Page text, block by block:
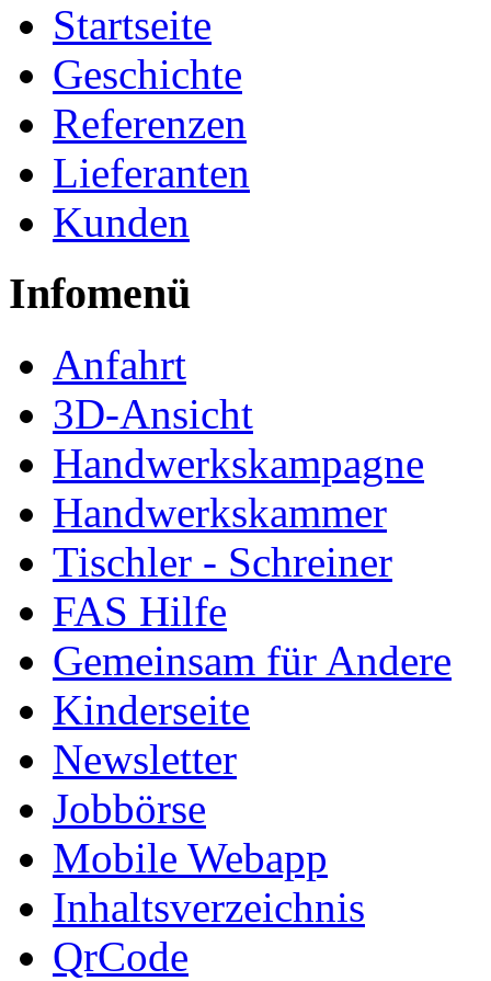
Startseite
Geschichte
Referenzen
Lieferanten
Kunden
Infomenü
Anfahrt
3D-Ansicht
Handwerkskampagne
Handwerkskammer
Tischler - Schreiner
FAS Hilfe
Gemeinsam für Andere
Kinderseite
Newsletter
Jobbörse
Mobile Webapp
Inhaltsverzeichnis
QrCode